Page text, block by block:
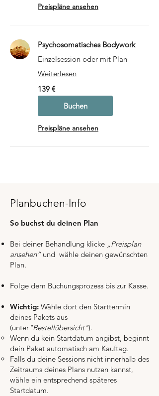
Preispläne ansehen
Psychosomatisches Bodywork
Einzelsession oder mit Plan
Weiterlesen
139
Euro
139 €
Buchen
Preispläne ansehen
Planbuchen-Info
So buchst du deinen Plan
Bei deiner Behandlung klicke „Preisplan
ansehen“ und wähle deinen gewünschten
Plan.
Folge dem Buchungsprozess bis zur Kasse.
Wichtig: Wähle dort den Starttermin
deines Pakets aus
(unter "Bestellübersicht").
Wenn du kein Startdatum angibst, beginnt
dein Paket automatisch am Kauftag.
Falls du deine Sessions nicht innerhalb des
Zeitraums deines Plans nutzen kannst,
wähle ein entsprechend späteres
Startdatum.